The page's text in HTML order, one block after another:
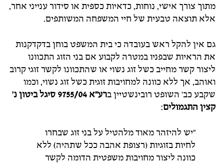
מתוך צורך אישי, נוחות, כדאיות כספית או סידור ענייני אחר,
אלא תוצאה טבעית של חיי המשפחה המשותפים.
גם אין להקל ראש בעובדה כי בית המשפט בוחן בדקדקנות
את הראיות שבפניו במטרה לקבוע אם בני הזוג התכוונו
ליצור קשר מחייב כשל זוג נשוי או שהתכוונו לקשר זוגי קרוב
ואוהב, אך ללא כוונה למחויבות זוגית כשל זוג נשוי, וכמו
שקבע כב' השופט רובינשטיין ב
רע"א 9755/04 סיגל ביטון נ'
קצין התגמולים:
"יש להיזהר מאוד מלהטיל על בני זוג שבחרו
לחיות בזוגיות (רצופת אהבה ככל שתהיה) ללא
כוונה ליצור מחויבות משפטית הדומה לקשר